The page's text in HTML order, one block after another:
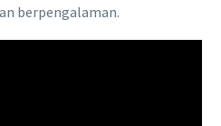
berpengalaman.